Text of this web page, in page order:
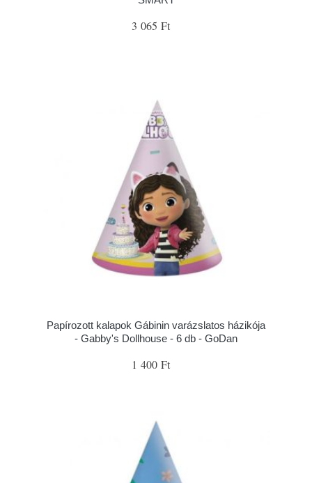
3 065 Ft
Papírozott kalapok Gábinin varázslatos házikója
- Gabby's Dollhouse - 6 db - GoDan
1 400 Ft